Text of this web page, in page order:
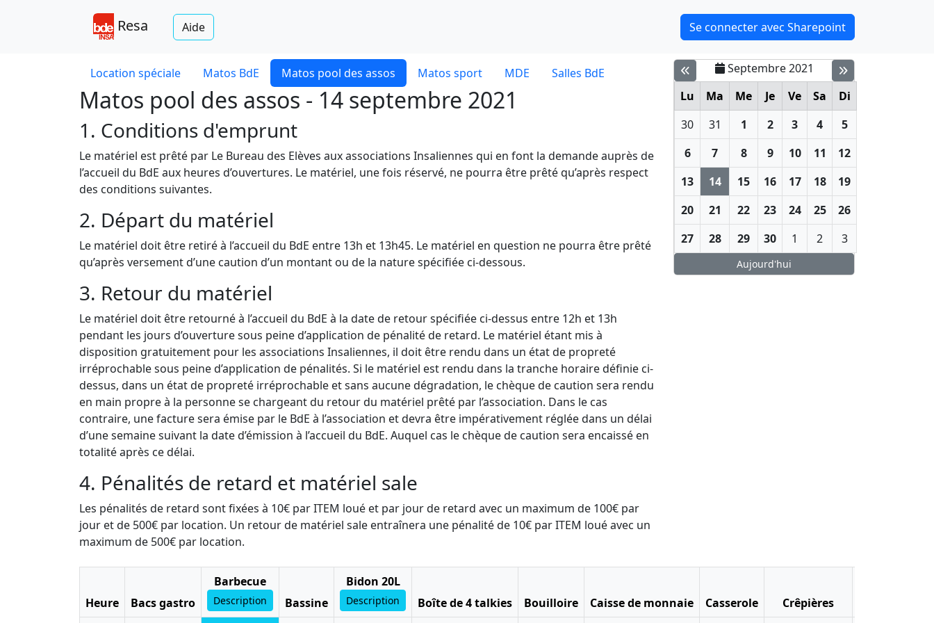
Resa Aide Se connecter avec Sharepoint
Location spéciale Matos BdE Matos pool des assos Matos sport MDE Salles BdE
Matos pool des assos - 14 septembre 2021
1. Conditions d'emprunt
Le matériel est prêté par Le Bureau des Elèves aux associations Insaliennes qui en font la demande auprès de
l’accueil du BdE aux heures d’ouvertures. Le matériel, une fois réservé, ne pourra être prêté qu’après respect
des conditions suivantes.
2. Départ du matériel
Le matériel doit être retiré à l’accueil du BdE entre 13h et 13h45. Le matériel en question ne pourra être prêté
qu’après versement d’une caution d’un montant ou de la nature spécifiée ci-dessous.
3. Retour du matériel
Le matériel doit être retourné à l’accueil du BdE à la date de retour spécifiée ci-dessus entre 12h et 13h
pendant les jours d’ouverture sous peine d’application de pénalité de retard. Le matériel étant mis à
disposition gratuitement pour les associations Insaliennes, il doit être rendu dans un état de propreté
irréprochable sous peine d’application de pénalités. Si le matériel est rendu dans la tranche horaire définie ci-
dessus, dans un état de propreté irréprochable et sans aucune dégradation, le chèque de caution sera rendu
en main propre à la personne se chargeant du retour du matériel prêté par l’association. Dans le cas
contraire, une facture sera émise par le BdE à l’association et devra être impérativement réglée dans un délai
d’une semaine suivant la date d’émission à l’accueil du BdE. Auquel cas le chèque de caution sera encaissé en
totalité après ce délai.
4. Pénalités de retard et matériel sale
Les pénalités de retard sont fixées à 10€ par ITEM loué et par jour de retard avec un maximum de 100€ par
jour et de 500€ par location. Un retour de matériel sale entraînera une pénalité de 10€ par ITEM loué avec un
maximum de 500€ par location.
Septembre 2021
Lu
Ma Me Je Ve Sa
Di
30
31 1 2 3 4
5
6
7 8 9 10 11
12
13
14 15 16 17 18
19
20
21 22 23 24 25
26
27
28 29 30 1 2 3
Aujourd'hui
Heure Bacs gastro
Barbecue
Description Bassine
Bidon 20L
Description Boîte de 4 talkies Bouilloire Caisse de monnaie Casserole Crêpières